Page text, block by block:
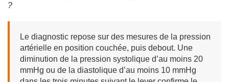
?
Le diagnostic repose sur des mesures de la pression
artérielle en position couchée, puis debout. Une
diminution de la pression systolique d’au moins 20
mmHg ou de la diastolique d’au moins 10 mmHg